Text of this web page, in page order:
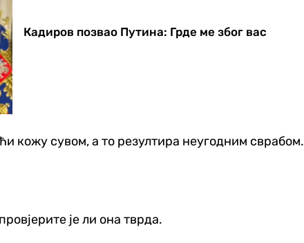
Кадиров позвао Путина: Грде ме због вас
кожу сувом, а то резултира неугодним сврабом.
је ли она тврда.